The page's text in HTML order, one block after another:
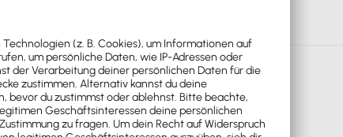
der Entwicklung von Individualsoftware, die exakt
Schnittstellen zu Systemen wie Lexware Office,
deine Software, um Prozesse zu optimieren und